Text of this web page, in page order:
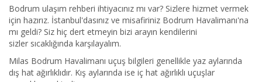
Bodrum ulaşım rehberi ihtiyacınız mı var? Sizlere hizmet vermek
için hazırız. İstanbul'dasınız ve misafiriniz Bodrum Havalimanı'na
mı geldi? Siz hiç dert etmeyin bizi arayın kendilerini
sizler sıcaklığında karşılayalım.
Milas Bodrum Havalimanı uçuş bilgileri genellikle yaz aylarında
dış hat ağırlıklıdır. Kış aylarında ise iç hat ağırlıklı uçuşlar